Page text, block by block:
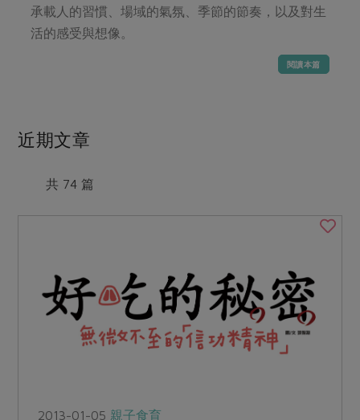
居家好物
美妝保養
樂齡友善
養身食補
30%rPET紅烏龍茶
2024農業發展計畫年度報告
更多議題
典藏閱覽室
合作社法規
社務專區
下載專區
活動報下載
承載人的習慣、場域的氣氛、季節的節奏，以及對生
活的感受與想像。
閱讀本篇
近期文章
共 74 篇
2013-01-05 親子食育